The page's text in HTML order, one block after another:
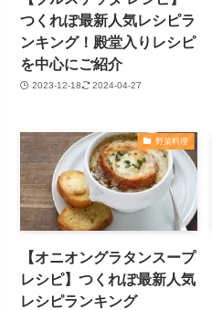
つくれぽ最新人気レシピラ
ンキング！殿堂入りレシピ
を中心にご紹介
2023-12-18 2024-04-27
野菜料理
【オニオングラタンスープ
レシピ】つくれぽ最新人気
レシピランキング